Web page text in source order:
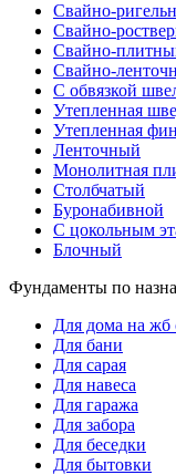
Свайно-
Свайно-
Свайно-
Свайно-
С обвязкой
Утепленная
Утепленная
Ленточный
Монолитная
Столбчатый
Буронабивной
С цокольным
Блочный
Фундаменты по
Для дома на жб
Для бани
Для сарая
Для навеса
Для гаража
Для забора
Для беседки
Для бытовки